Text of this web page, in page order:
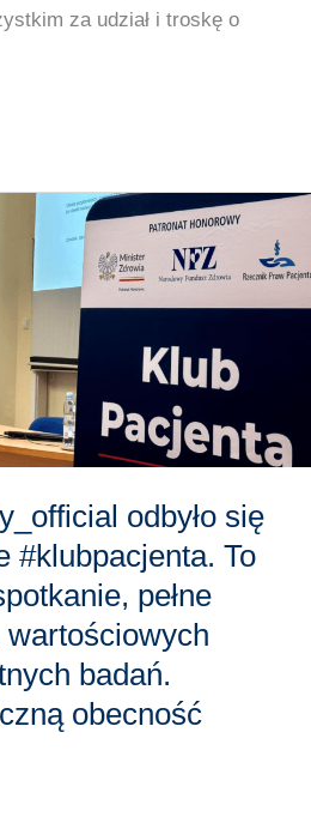
za udział i troskę o
odbyło się
#klubpacjenta. To
pełne
badań.
obecność